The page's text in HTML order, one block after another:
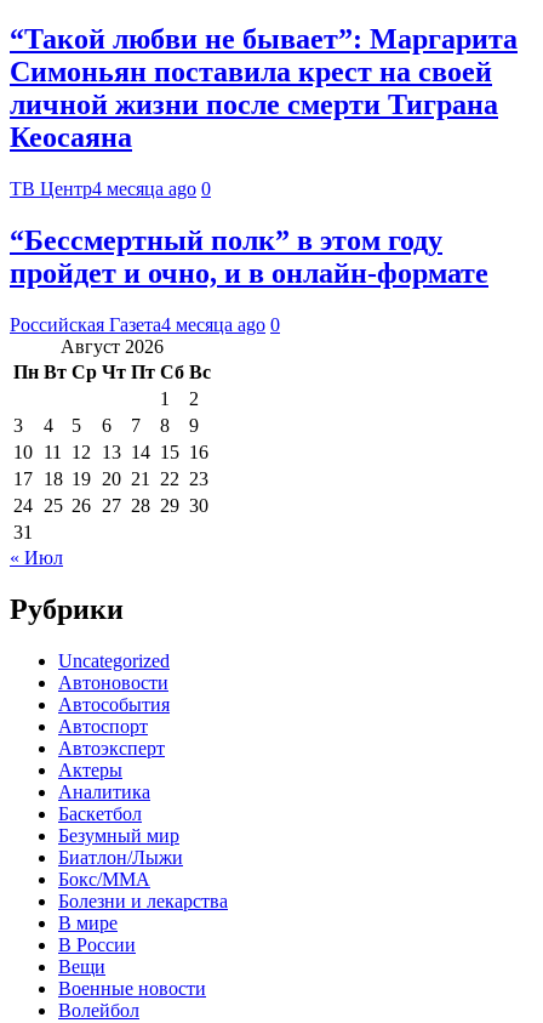
“Такой любви не бывает”: Маргарита
Симоньян поставила крест на своей
личной жизни после смерти Тиграна
Кеосаяна
ТВ Центр4 месяца ago 0
“Бессмертный полк” в этом году
пройдет и очно, и в онлайн-формате
Российская Газета4 месяца ago 0
Август 2026
Пн Вт Ср Чт Пт Сб Вс
1
2
3
4 5 6 7 8
9
10 11 12 13 14 15 16
17 18 19 20 21 22 23
24 25 26 27 28 29 30
31
« Июл
Рубрики
Uncategorized
Автоновости
Автособытия
Автоспорт
Автоэксперт
Актеры
Аналитика
Баскетбол
Безумный мир
Биатлон/Лыжи
Бокс/MMA
Болезни и лекарства
В мире
В России
Вещи
Военные новости
Волейбол